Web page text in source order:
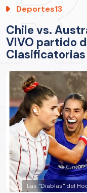
Deportes13
Chile vs.
VIVO partido
Las "Diablas" del